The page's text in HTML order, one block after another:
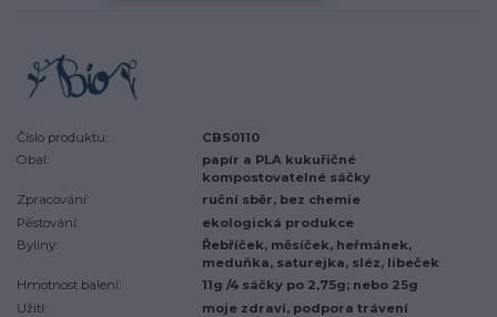
Číslo produktu:
CBS0110
Obal:
papír a PLA kukuřičné
kompostovatelné sáčky
Zpracování:
ruční sběr, bez chemie
Pěstování:
ekologická produkce
Byliny:
Řebříček, měsíček, heřmánek,
meduňka, saturejka, sléz, libeček
Hmotnost balení:
11g /4 sáčky po 2,75g; nebo 25g
Užití:
moje zdraví, podpora trávení